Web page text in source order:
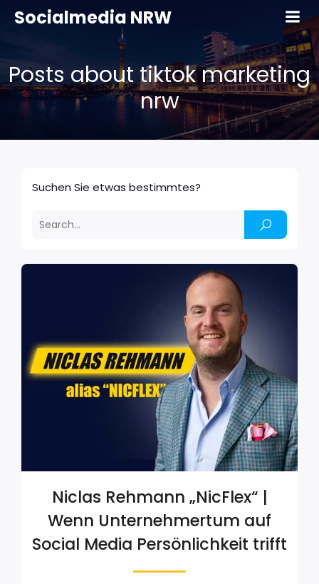
Socialmedia NRW
Posts about tiktok marketing
nrw
Suchen Sie etwas bestimmtes?
Niclas Rehmann „NicFlex“ |
Wenn Unternehmertum auf
Social Media Persönlichkeit trifft